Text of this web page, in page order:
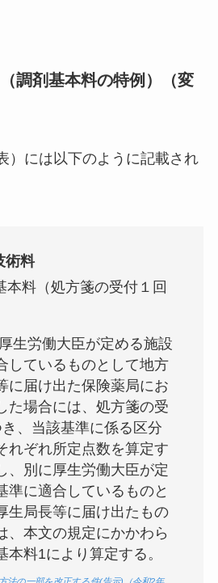
調剤基本料の特例）（変
）には以下のように記載され
術料
本料（処方箋の受付１回
生労働大臣が定める施設
しているものとして地方
に届け出た保険薬局にお
た場合には、処方箋の受
、当該基準に係る区分
れぞれ所定点数を算定す
別に厚生労働大臣が定
準に適合しているものと
生局長等に届け出たもの
、本文の規定にかかわら
本料1により算定する。